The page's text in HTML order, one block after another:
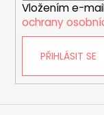
Vložením e-
ochrany
PŘIHLÁSIT SE